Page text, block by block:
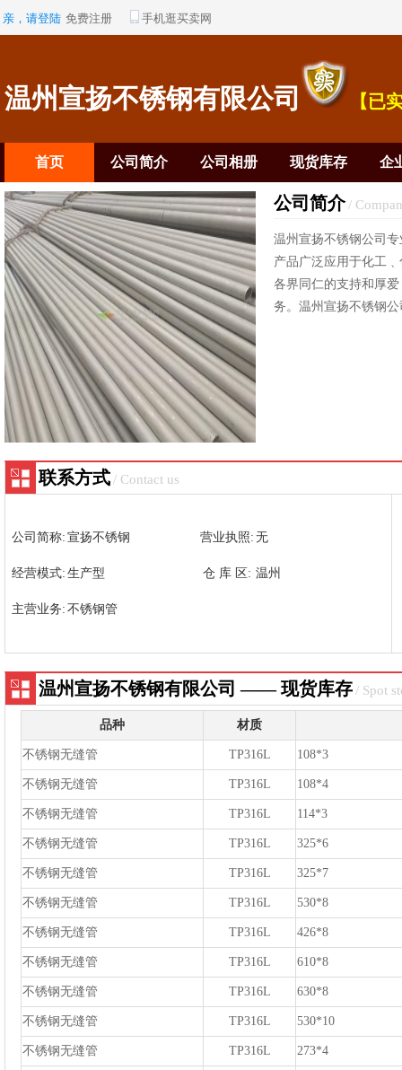
亲，请登陆 免费注册 手机逛买卖网
温州宣扬不锈钢有限公司 【已
首页 公司简介 公司相册 现货库存 企
公司简介/
温州宣扬不锈钢公司
产品广泛应用于化工
各界同仁的支持和厚
务。温州宣扬不锈钢
联系方式/ Contact us
公司简称: 宣扬不锈钢 营业执照: 无
经营模式: 生产型 仓 库 区: 温州
主营业务: 不锈钢管
温州宣扬不锈钢有限公司 —— 现货库存/ Spot
品种 材质
不锈钢无缝管 TP316L 108*3
不锈钢无缝管 TP316L 108*4
不锈钢无缝管 TP316L 114*3
不锈钢无缝管 TP316L 325*6
不锈钢无缝管 TP316L 325*7
不锈钢无缝管 TP316L 530*8
不锈钢无缝管 TP316L 426*8
不锈钢无缝管 TP316L 610*8
不锈钢无缝管 TP316L 630*8
不锈钢无缝管 TP316L 530*10
不锈钢无缝管 TP316L 273*4